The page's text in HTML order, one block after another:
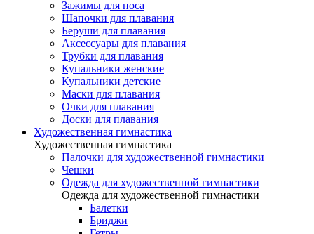
Зажимы для носа
Шапочки для плавания
Беруши для плавания
Аксессуары для плавания
Трубки для плавания
Купальники женские
Купальники детские
Маски для плавания
Очки для плавания
Доски для плавания
Художественная гимнастика
Художественная гимнастика
Палочки для художественной гимнастики
Чешки
Одежда для художественной гимнастики
Одежда для художественной гимнастики
Балетки
Бриджи